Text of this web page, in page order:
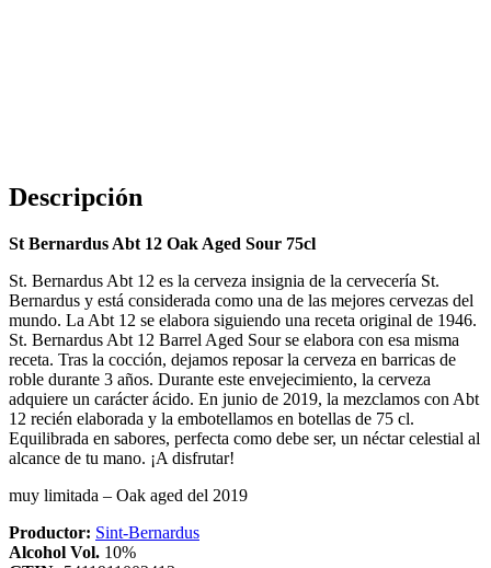
Descripción
St Bernardus Abt 12 Oak Aged Sour 75cl
St. Bernardus Abt 12 es la cerveza insignia de la cervecería St.
Bernardus y está considerada como una de las mejores cervezas del
mundo. La Abt 12 se elabora siguiendo una receta original de 1946.
St. Bernardus Abt 12 Barrel Aged Sour se elabora con esa misma
receta. Tras la cocción, dejamos reposar la cerveza en barricas de
roble durante 3 años. Durante este envejecimiento, la cerveza
adquiere un carácter ácido. En junio de 2019, la mezclamos con Abt
12 recién elaborada y la embotellamos en botellas de 75 cl.
Equilibrada en sabores, perfecta como debe ser, un néctar celestial al
alcance de tu mano. ¡A disfrutar!
muy limitada – Oak aged del 2019
Productor: Sint-Bernardus
Alcohol Vol. 10%